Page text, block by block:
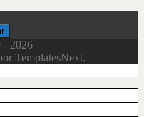
- 2026
TemplatesNext.